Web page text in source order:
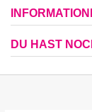
DU HAST